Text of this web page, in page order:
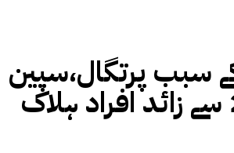
سبب پرتگال،سپین